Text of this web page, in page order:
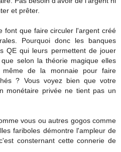
et prêter.
font que faire circuler l'argent créé
Pourquoi donc les banques
QE qui leurs permettent de jouer
selon la théorie magique elles
même de la monnaie pour faire
? Vous voyez bien que votre
monétaire privée ne tient pas un
vous ou autres gogos comme
fariboles démontre l'ampleur de
consternant cette connerie de